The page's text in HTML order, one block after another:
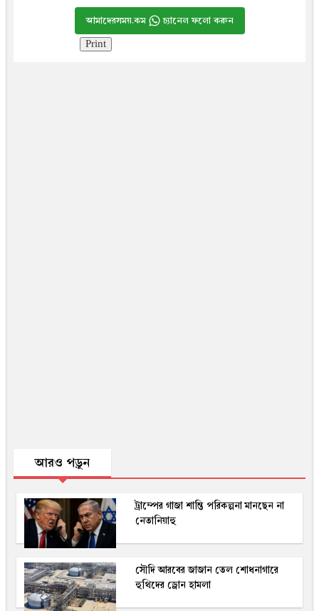
আমাদেরসময়.কম চ্যানেল ফলো করুন
Print
আরও পড়ুন
ট্রাম্পের গাজা শান্তি পরিকল্পনা মানছেন না
নেতানিয়াহু
সৌদি আরবের জাজান তেল শোধনাগারে
হুথিদের ড্রোন হামলা